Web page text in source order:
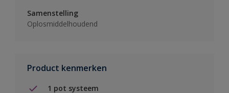
Samenstelling
Oplosmiddelhoudend
Product kenmerken
1 pot systeem